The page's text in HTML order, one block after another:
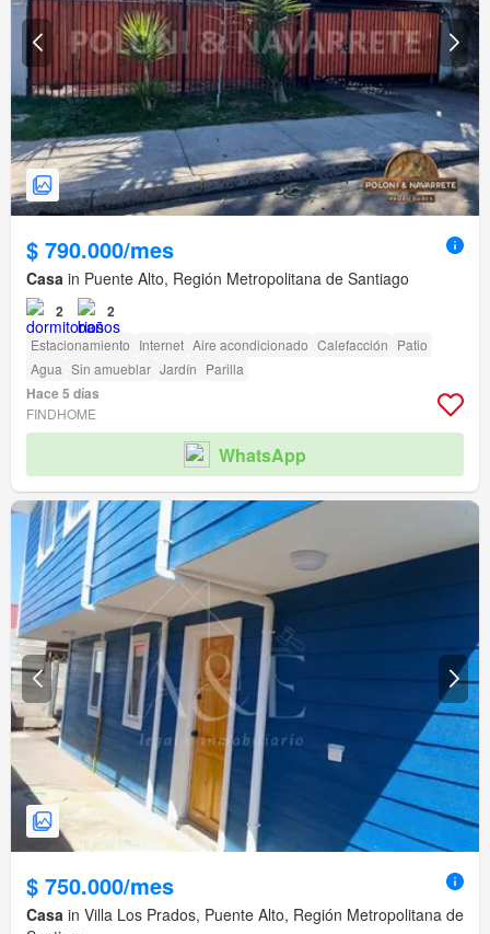
$ 790.000/mes
Casa in Puente Alto, Región Metropolitana de Santiago
2 2
Estacionamiento Internet Aire acondicionado Calefacción Patio
Agua Sin amueblar Jardín Parilla
Hace 5 días
FINDHOME
WhatsApp
$ 750.000/mes
Casa in Villa Los Prados, Puente Alto, Región Metropolitana de